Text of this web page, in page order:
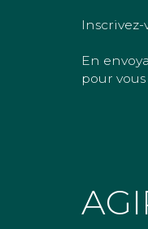
En
pour